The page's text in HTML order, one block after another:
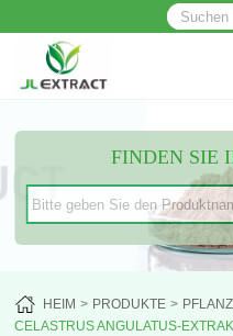
FINDEN SIE
HEIM PRODUKTE
CELASTRUS ANGULATUS-